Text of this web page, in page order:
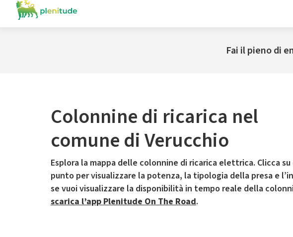
Fai il pieno di
Colonnine di ricarica nel
comune di Verucchio
Esplora la mappa delle colonnine di ricarica elettrica. Clicca
punto per visualizzare la potenza, la tipologia della presa e
se vuoi visualizzare la disponibilità in tempo reale della
scarica l’app Plenitude On The Road.